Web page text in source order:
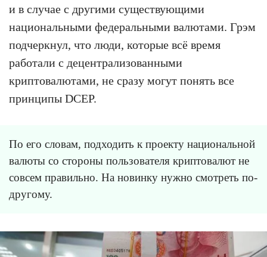
и в случае с другими существующими
национальными федеральными валютами. Грэм
подчеркнул, что люди, которые всё время
работали с децентрализованными
криптовалютами, не сразу могут понять все
принципы DCEP.
По его словам, подходить к проекту национальной
валюты со стороны пользователя криптовалют не
совсем правильно. На новинку нужно смотреть по-
другому.